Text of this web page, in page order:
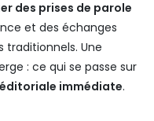
des prises de parole
et des échanges
Une
: ce qui se passe sur
immédiate.